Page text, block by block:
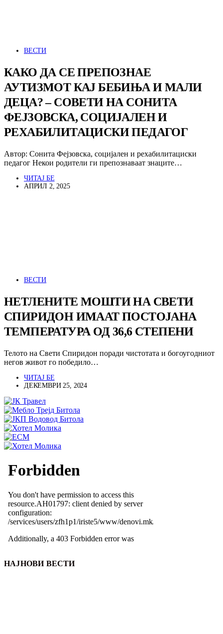
ВЕСТИ
КАКО ДА СЕ ПРЕПОЗНАЕ
АУТИЗМОТ КАЈ БЕБИЊА И МАЛИ
ДЕЦА? – СОВЕТИ НА СОНИТА
ФЕЈЗОВСКА, СОЦИЈАЛЕН И
РЕХАБИЛИТАЦИСКИ ПЕДАГОГ
Автор: Сонита Фејзовска, социјален и рехабилитациски
педагог Некои родители ги препознаваат знаците…
ЧИТАЈ БЕ
АПРИЛ 2, 2025
ВЕСТИ
НЕТЛЕНИТЕ МОШТИ НА СВЕТИ
СПИРИДОН ИМААТ ПОСТОЈАНА
ТЕМПЕРАТУРА ОД 36,6 СТЕПЕНИ
Телото на Свети Спиридон поради чистотата и богоугодниот
негов живот го победило…
ЧИТАЈ БЕ
ДЕКЕМВРИ 25, 2024
НАЈНОВИ ВЕСТИ